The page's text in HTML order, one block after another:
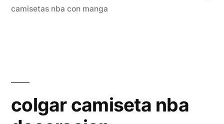
camisetas nba con manga
colgar camiseta nba